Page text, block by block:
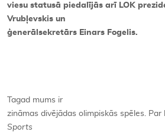
viesu statusā piedalījās arī LOK
Vrubļevskis un
ģenerālsekretārs Einars Fogelis.
Tagad mums ir
zināmas divējādas olimpiskās spēles.
Sports